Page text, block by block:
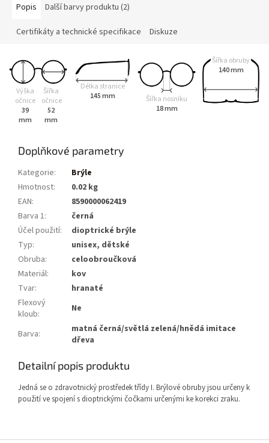
Popis Další barvy produktu (2)
Certifikáty a technické specifikace Diskuze
Výška
očnice
39
mm
Šířka
očnice
52
mm
Délka stranice
145 mm
Šířka nosníku
18 mm
Šířka obruby
140 mm
Doplňkové parametry
Kategorie:
Brýle
Hmotnost:
0.02 kg
EAN:
8590000062419
Barva 1:
černá
Účel použití:
dioptrické brýle
Typ:
unisex, dětské
Obruba:
celoobroučková
Materiál:
kov
Tvar:
hranaté
Flexový
kloub: Ne
Barva:
matná černá/světlá zelená/hnědá imitace
dřeva
Detailní popis produktu
Jedná se o zdravotnický prostředek třídy I. Brýlové obruby jsou určeny k
použití ve spojení s dioptrickými čočkami určenými ke korekci zraku.